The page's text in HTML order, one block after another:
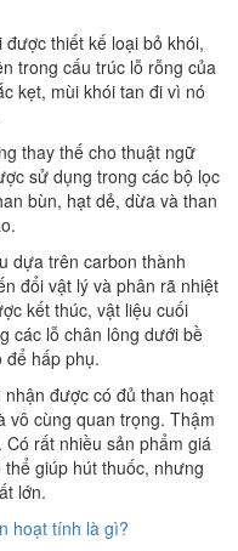
thiết kế loại bỏ khói,
trong cấu trúc lỗ rỗng của
kẹt, mùi khói tan đi vì nó
thay thế cho thuật ngữ
sử dụng trong các bộ lọc
bùn, hạt dẻ, dừa và than
dựa trên carbon thành
đổi vật lý và phân rã nhiệt
kết thúc, vật liệu cuối
các lỗ chân lông dưới bề
để hấp phụ.
được có đủ than hoạt
vô cùng quan trọng. Thậm
rất nhiều sản phẩm giá
giúp hút thuốc, nhưng
lớn.
hoạt tính là gì?